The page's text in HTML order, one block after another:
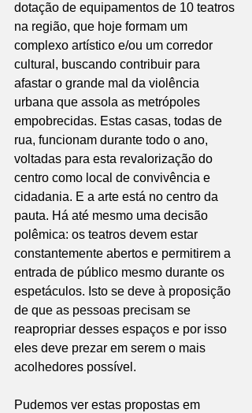
dotação de equipamentos de 10 teatros
na região, que hoje formam um
complexo artístico e/ou um corredor
cultural, buscando contribuir para
afastar o grande mal da violência
urbana que assola as metrópoles
empobrecidas. Estas casas, todas de
rua, funcionam durante todo o ano,
voltadas para esta revalorização do
centro como local de convivência e
cidadania. E a arte está no centro da
pauta. Há até mesmo uma decisão
polêmica: os teatros devem estar
constantemente abertos e permitirem a
entrada de público mesmo durante os
espetáculos. Isto se deve à proposição
de que as pessoas precisam se
reapropriar desses espaços e por isso
eles deve prezar em serem o mais
acolhedores possível.
Pudemos ver estas propostas em